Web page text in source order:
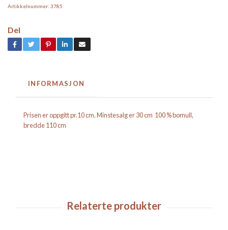
Artikkelnummer: 3785
Del
INFORMASJON
Prisen er oppgitt pr.10 cm. Minstesalg er 30 cm 100 % bomull,
bredde 110 cm